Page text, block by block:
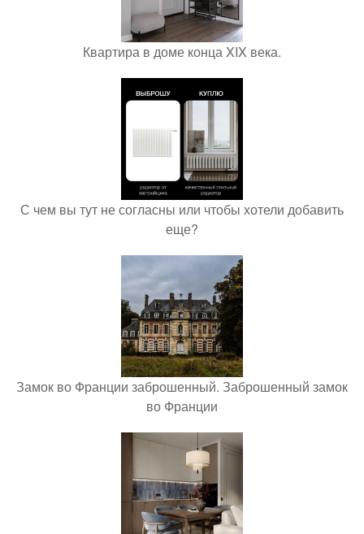
Квартира в доме конца XIX века.
С чем вы тут не согласны или чтобы хотели добавить
еще?
Замок во Франции заброшенный. Заброшенный замок
во Франции